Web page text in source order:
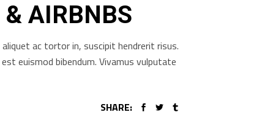
& AIRBNBS
ac tortor in, suscipit hendrerit risus.
euismod bibendum. Vivamus vulputate
SHARE: